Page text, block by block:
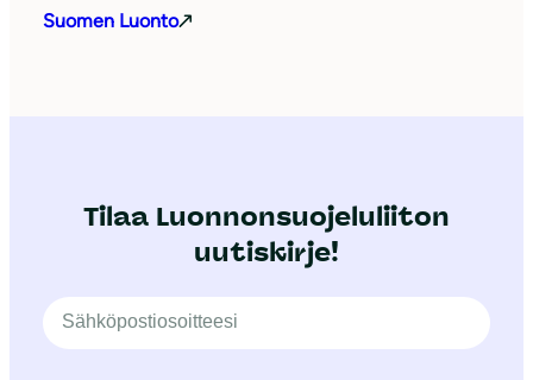
Suomen Luonto
Tilaa Luonnonsuojeluliiton
uutiskirje!